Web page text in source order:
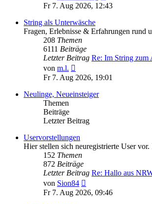
Beitrag
Fr 7. Aug 2026, 12:43
String als Unterwäsche
Fragen, Erlebnisse & Erfahrungen rund
208 Themen
6111 Beiträge
Letzter Beitrag Re: Im String
von m.l.
Beitrag
Fr 7. Aug 2026, 19:01
Neulinge, Neueinsteiger
Themen
Beiträge
Letzter Beitrag
Uservorstellungen
Hier stellen sich neuregistrierte User
152 Themen
872 Beiträge
Letzter Beitrag Re: Hallo aus
von Sion84
Beitrag
Fr 7. Aug 2026, 09:46